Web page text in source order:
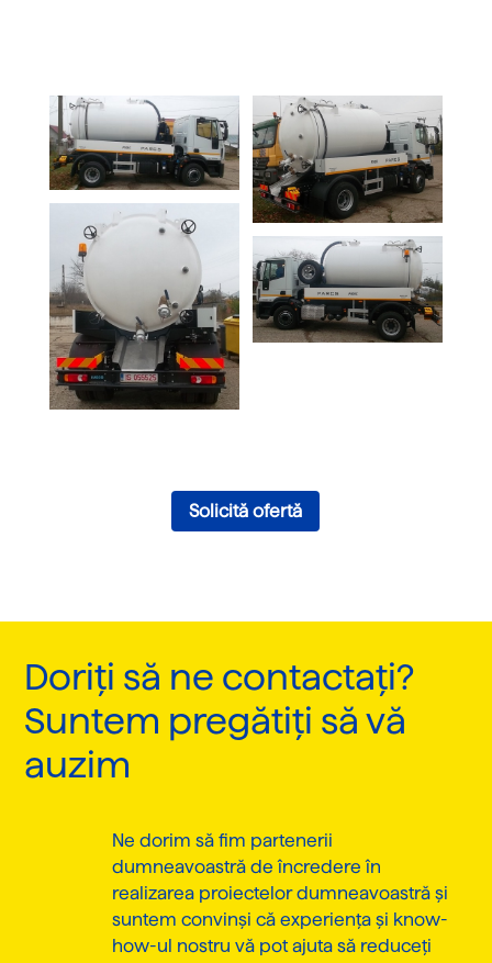
Solicită ofertă
Doriți să ne contactați?
Suntem pregătiți să vă
auzim
Ne dorim să fim partenerii
dumneavoastră de încredere în
realizarea proiectelor dumneavoastră și
suntem convinși că experiența și know-
how-ul nostru vă pot ajuta să reduceți